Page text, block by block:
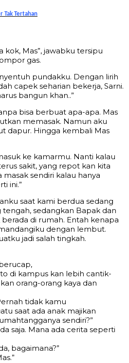
Tak Tertahan
kok, Mas”, jawabku tersipu
gas.
pundakku. Dengan lirih
capek seharian bekerja, Sarni.
bangun khan..”
bisa berbuat apa-apa. Mas
memasak. Namun aku
dapur. Hingga kembali Mas
ke kamarmu. Nanti kalau
sakit, yang repot kan kita
masak sendiri kalau hanya
ini.”
saat kami berdua sedang
sedangkan Bapak dan
di rumah. Entah kenapa
dengan lembut.
jadi salah tingkah.
di kampus kan lebih cantik-
orang-orang kaya dan
tidak kamu
saat ada anak majikan
sendiri?”
saja. Mana ada cerita seperti
bagaimana?”